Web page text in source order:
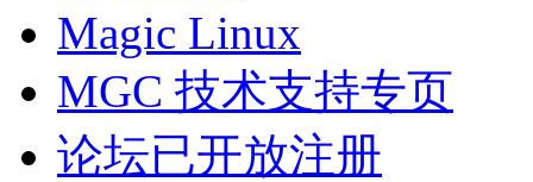
Magic Linux
MGC 技术支持专页
论坛已开放注册